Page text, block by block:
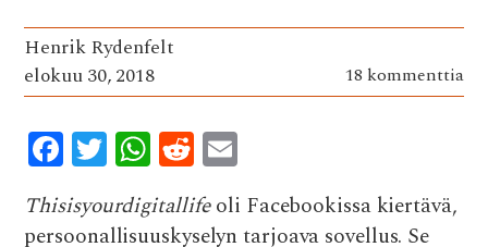
Henrik Rydenfelt
elokuu 30, 2018
18 kommenttia
F
ac
e
T
w
it
W
h
at
R
e
d
m
ai
Thisisyourdigitallifeoli Facebookissa kiertävä,
persoonallisuuskyselyn tarjoava sovellus. Se